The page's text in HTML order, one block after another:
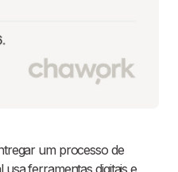
um processo de